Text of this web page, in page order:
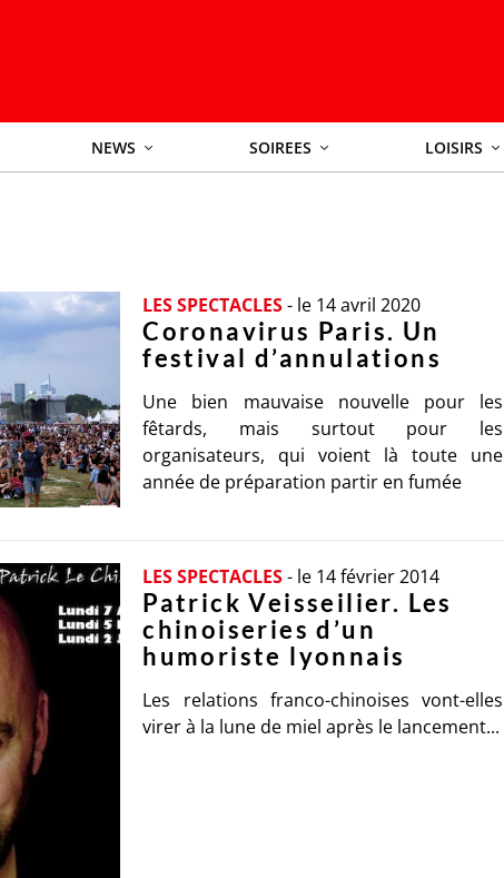
NEWS SOIREES LOISIRS
LES SPECTACLES- le 14 avril 2020
Coronavirus Paris. Un
festival d’annulations
Une bien mauvaise nouvelle pour les
fêtards, mais surtout pour les
organisateurs, qui voient là toute une
année de préparation partir en fumée
LES SPECTACLES- le 14 février 2014
Patrick Veisseilier. Les
chinoiseries d’un
humoriste lyonnais
Les relations franco-chinoises vont-elles
virer à la lune de miel après le lancement...